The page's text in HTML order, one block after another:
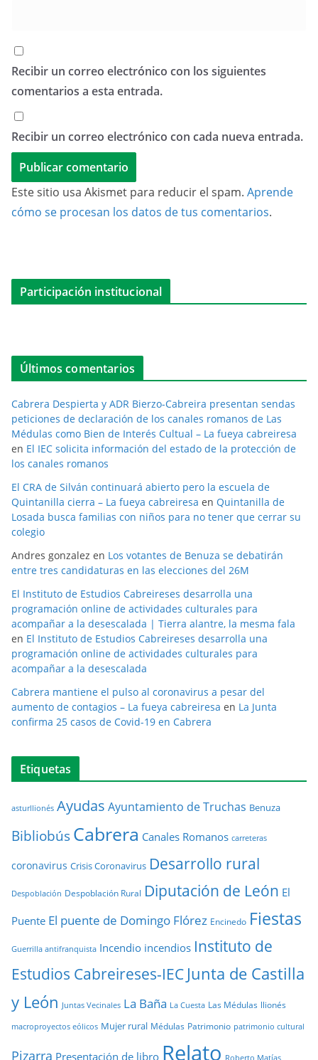
Recibir un correo electrónico con los siguientes
comentarios a esta entrada.
Recibir un correo electrónico con cada nueva entrada.
Este sitio usa Akismet para reducir el spam. Aprende
cómo se procesan los datos de tus comentarios.
Participación institucional
Últimos comentarios
Cabrera Despierta y ADR Bierzo-Cabreira presentan sendas
peticiones de declaración de los canales romanos de Las
Médulas como Bien de Interés Cultual – La fueya cabreiresa
en El IEC solicita información del estado de la protección de
los canales romanos
El CRA de Silván continuará abierto pero la escuela de
Quintanilla cierra – La fueya cabreiresa en Quintanilla de
Losada busca familias con niños para no tener que cerrar su
colegio
Andres gonzalez en Los votantes de Benuza se debatirán
entre tres candidaturas en las elecciones del 26M
El Instituto de Estudios Cabreireses desarrolla una
programación online de actividades culturales para
acompañar a la desescalada | Tierra alantre, la mesma fala
en El Instituto de Estudios Cabreireses desarrolla una
programación online de actividades culturales para
acompañar a la desescalada
Cabrera mantiene el pulso al coronavirus a pesar del
aumento de contagios – La fueya cabreiresa en La Junta
confirma 25 casos de Covid-19 en Cabrera
Etiquetas
asturllionés Ayudas Ayuntamiento de Truchas Benuza
BibliobúsCabrera Canales Romanos carreteras
coronavirus Crisis Coronavirus Desarrollo rural
Despoblación Despoblación Rural Diputación de León El
Puente El puente de Domingo Flórez Encinedo Fiestas
Guerrilla antifranquista Incendio incendios Instituto de
Estudios Cabreireses-IEC Junta de Castilla
y León Juntas Vecinales La Baña La Cuesta Las Médulas llionés
macroproyectos eólicos Mujer rural Médulas Patrimonio patrimonio cultural
Pizarra Presentación de libro Relato Roberto Matías